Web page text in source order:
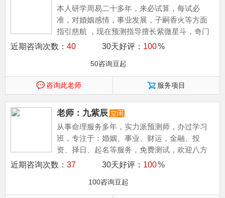
本人研学周易二十多年，来必试算，每试必
准，对婚姻感情，事业发展，子嗣香火等方面
指引慈航 ，现在预测指导擅长紫微星斗，奇门
遁甲等，吉凶断测，指导方案，欢迎有缘人。
近期咨询次数： 40 30天好评： 100%
50咨询豆起
咨询此老师 服务项目
老师：九紫辰
从事命理服务多年，实力派预测师，办过学习
班，专注于：婚姻、事业、财运，金融、投
资、择日、起名等服务，免费测试，欢迎八方
福主结缘。
近期咨询次数： 37 30天好评： 100%
100咨询豆起